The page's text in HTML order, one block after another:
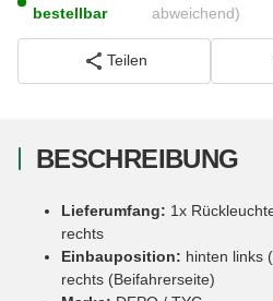
bestellbar
abweichend)
Teilen
BESCHREIBUNG
Lieferumfang: 1x
rechts
Einbauposition: hinten links
rechts (Beifahrerseite)